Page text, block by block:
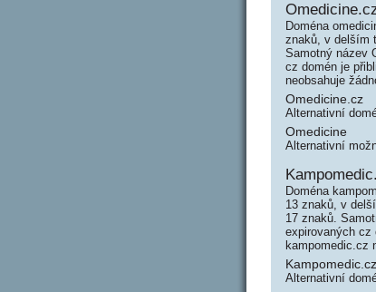
Doména
znaků, v delším
Samotný název
cz domén je
neobsahuje
Omedicine.cz
Alternativní
Omedicine
Alternativní
Doména
13 znaků, v
17 znaků.
expirovaných cz
kampomedic.cz
Kampomedic.cz
Alternativní